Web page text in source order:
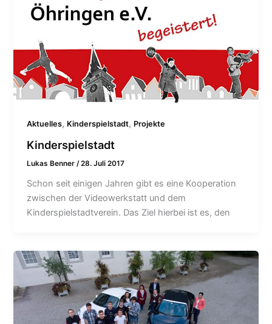
Aktuelles, Kinderspielstadt, Projekte
Kinderspielstadt
Lukas Benner /28. Juli 2017
Schon seit einigen Jahren gibt es eine Kooperation
zwischen der Videowerkstatt und dem
Kinderspielstadtverein. Das Ziel hierbei ist es, den